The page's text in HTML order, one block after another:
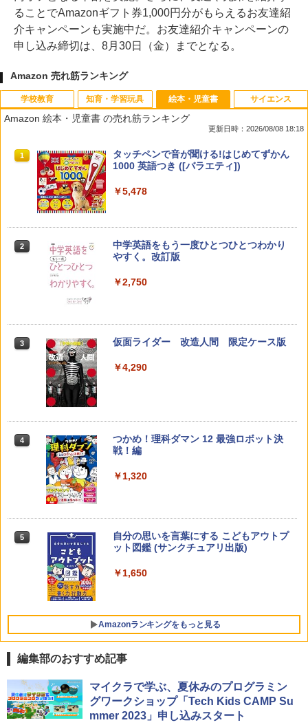
ることでAmazonギフト券1,000円分がもらえるお友達紹
介キャンペーンも実施中だ。お友達紹介キャンペーンの
申し込み締切は、8月30日（金）までとなる。
Amazon 売れ筋ランキング
学校教育
1 教育者のためのコーチング入門
2 先生のためのGoogle AI完全攻略図鑑
￥-
3
カウンセリングとは何か 変化するという
4 子どもが変わる魔法の言葉
￥2,200
5
ゼロからわかる！ みるみる図形に強く
なるマンガ
￥1,430
知育・学習玩具
1
Amazon Fire HD 10 キッズモデル (10イ
ンチ) ピンク 対象年齢3歳から 数千点の
2
パイロット スイスイおえかき for Study
何回も書ける! れんしゅうボード ひらが
な・カタカナ・すうじ・ABC 3歳以上 知
育
【くもん出版公式特別セット】くもん出
版(KUMON PUBLISHING) くもんの日本
￥4,046
くもん出版(KUMON PUBLISHING) ロジ
￥2,127
ンツが1年間使い放題
￥26,980
絵本・児童書
Amazon 絵本・児童書 の売れ筋ランキング
更新日時：2026/08/08 18:18
1
タッチペンで音が聞ける!はじめてずかん
1000 英語つき ([バラエティ])
￥5,478
2
中学英語をもう一度ひとつひとつわかり
やすく。改訂版
￥2,750
3 仮面ライダー 改造人間 限定ケース版
￥4,290
4
つかめ！理科ダマン 12 最強ロボット決
戦！編
￥1,320
5
自分の思いを言葉にする こどもアウトプ
ット図鑑 (サンクチュアリ出版)
￥1,650
Amazonランキングをもっと見る
サイエンス
1
ThinkFun ボードゲーム 「サーキット・
メイズ」 配線回路をプログラミングする
日本語説明書付 8歳~ 76341 誕生日 クリ
スマス
編集部のおすすめ記事
マイクラで学ぶ、夏休みのプログラミン
グワークショップ「Tech Kids CAMP Su
mmer 2023」申し込みスタート